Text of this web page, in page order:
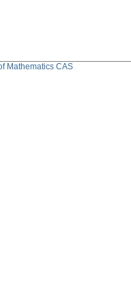
Mathematics CAS